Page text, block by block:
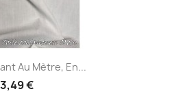
Au Mètre, En...
3,49 €